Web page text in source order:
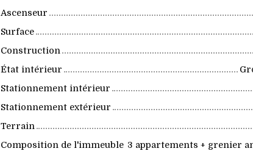
Ascenseur
Surface
Construction
État intérieur
Stationnement intérieur
Stationnement extérieur
Terrain
Composition de l'immeuble